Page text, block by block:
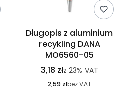
Długopis z aluminium
recykling DANA
MO6560-05
3,18 złz 23% VAT
2,59 złbez VAT